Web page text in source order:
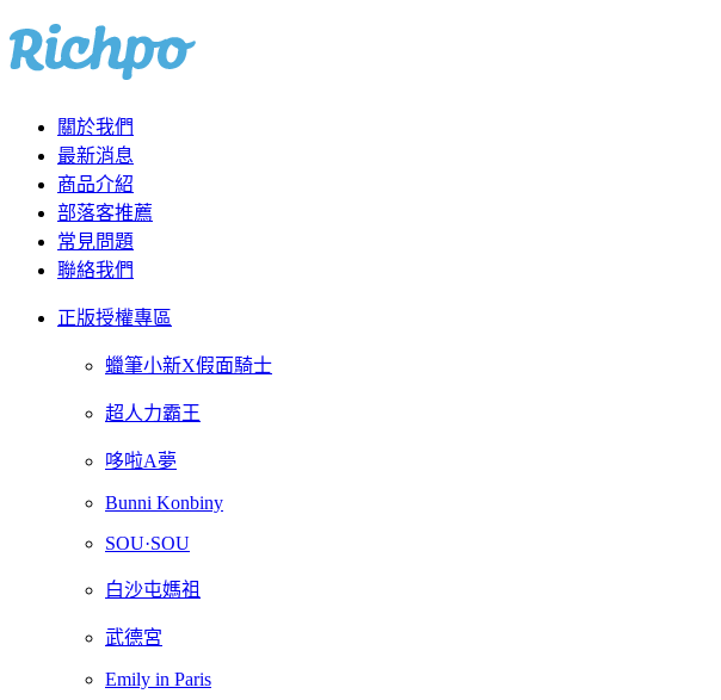
關於我們
最新消息
商品介紹
部落客推薦
常見問題
聯絡我們
正版授權專區
蠟筆小新X假面騎士
超人力霸王
哆啦A夢
Bunni Konbiny
SOU·SOU
白沙屯媽祖
武德宮
Emily in Paris